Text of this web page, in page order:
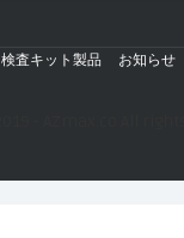
検査キット製品 お知らせ